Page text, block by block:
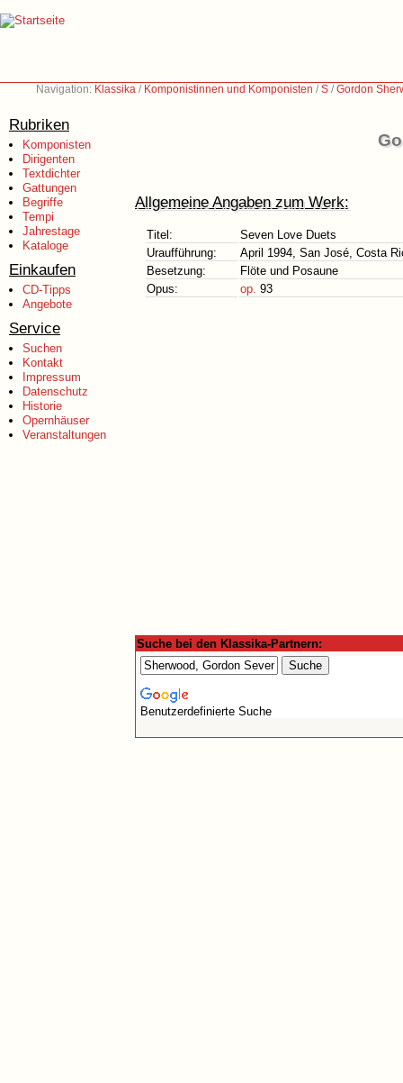
Navigation: Klassika / Komponistinnen und Komponisten /S /Gordon
Rubriken
Komponisten
Dirigenten
Textdichter
Gattungen
Begriffe
Tempi
Jahrestage
Kataloge
Einkaufen
CD-Tipps
Angebote
Service
Suchen
Kontakt
Impressum
Datenschutz
Historie
Opernhäuser
Veranstaltungen
Allgemeine Angaben zum Werk:
Titel:
Seven Love Duets
Uraufführung:
April 1994, San José, Costa
Besetzung:
Flöte und Posaune
Opus:
op. 93
Suche bei den Klassika-Partnern:
Benutzerdefinierte Suche